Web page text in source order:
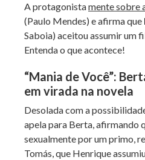
A protagonistamente sobre
(Paulo Mendes) e afirma que
Saboia) aceitou assumir um
Entenda o que acontece!
“Mania de Você”:
em virada na novela
Desolada com a
apela para Berta, afirmando
sexualmente por um primo,
Tomás, que Henrique